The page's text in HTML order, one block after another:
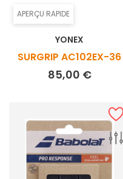
APERÇU RAPIDE
YONEX
SURGRIP AC102EX-36
85,00 €Prix